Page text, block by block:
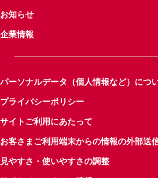
お知らせ
企業情報
パーソナルデータ（個人情報など）につ
プライバシーポリシー
サイトご利用にあたって
お客さまご利用端末からの情報の外部送
見やすさ・使いやすさの調整